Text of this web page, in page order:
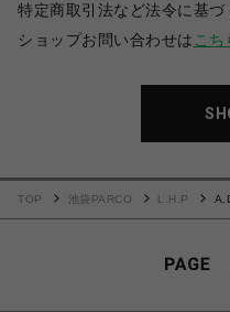
特定商取引法など法令に基づ
ショップお問い合わせは こち
TOP 池袋PARCO L.H.P